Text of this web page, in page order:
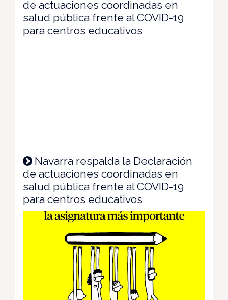
de actuaciones coordinadas en
salud pública frente al COVID-19
para centros educativos
Navarra respalda la Declaración
de actuaciones coordinadas en
salud pública frente al COVID-19
para centros educativos